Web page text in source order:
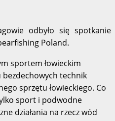
odbyło się spotkanie
Poland.
sportem łowieckim
technik
sprzętu łowieckiego. Co
sport i podwodne
działania na rzecz wód